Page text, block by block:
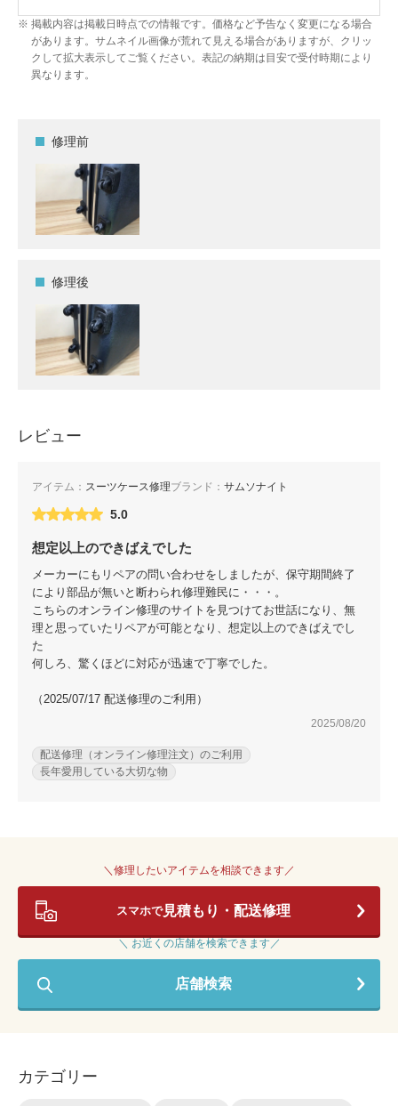
掲載内容は掲載日時点での情報です。価格など予告なく変更になる場合
があります。サムネイル画像が荒れて見える場合がありますが、クリッ
クして拡大表示してご覧ください。表記の納期は目安で受付時期により
異なります。
修理前
修理後
レビュー
アイテム： スーツケース修理ブランド： サムソナイト
5.0
想定以上のできばえでした
メーカーにもリペアの問い合わせをしましたが、保守期間終了
により部品が無いと断わられ修理難民に・・・。
こちらのオンライン修理のサイトを見つけてお世話になり、無
理と思っていたリペアが可能となり、想定以上のできばえでし
た
何しろ、驚くほどに対応が迅速で丁寧でした。
（2025/07/17 配送修理のご利用）
2025/08/20
配送修理（オンライン修理注文）のご利用
長年愛用している大切な物
＼修理したいアイテムを相談できます／
スマホで見積もり・配送修理
＼ お近くの店舗を検索できます／
店舗検索
カテゴリー